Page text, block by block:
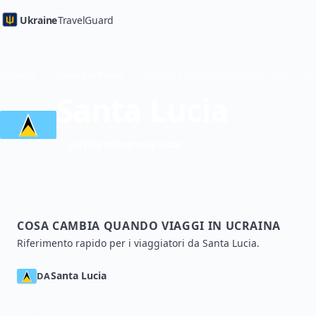
UkraineTravelGuard
COSA CAMBIA QUANDO VIAGGI IN UCRAINA
Riferimento rapido per i viaggiatori da Santa Lucia.
DASanta Lucia